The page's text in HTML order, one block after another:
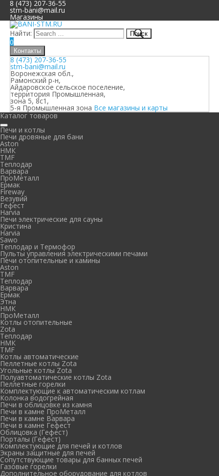
8 (473) 207-36-55
stm-bani@mail.ru
Магазины
Найти:
0
Контакты
8 (473) 207-36-55
stm-bani@mail.ru
Воронежская обл.,
Рамонский р-н,
Айдаровское сельское поселение,
территория Промышленная,
зона 5, 8с1,
5-я Промышленная зона Все магазины и карты
Каталог товаров
Печи и котлы
Печи дровяные для бани
Aston
НМК
TMF
Теплодар
Варвара
ПроМеталл
Ермак
Fireway
Везувий
Гефест
Harvia
Печи электрические для сауны
Кристина
Harvia
Sawo
Теплодар и Термофор
Пульты управления электрическими печами
Печи отопительные и камины
Aston
TMF
Теплодар
Варвара
Ермак
Этна
НМК
ПроМеталл
Котлы отопительные
Zota
Теплодар
НМК
TMF
Котлы автоматические
Пеллетные котлы Zota
Угольные котлы Zota
Полуавтоматические котлы Zota
Пеллетные горелки
Комплектующие к автоматическим котлам
Колонка водогрейная
Печи в облицовке из камня
Печи в камне ПроМеталл
Печи в камне Варвара
Печи в камне Гефест
Облицовка (Гефест)
Порталы (Гефест)
Комплектующие для печей и котлов
Экраны защитные для печей
Сопутствующие товары для банных печей
Газовые горелки
Дополнительное оборудование для котлов